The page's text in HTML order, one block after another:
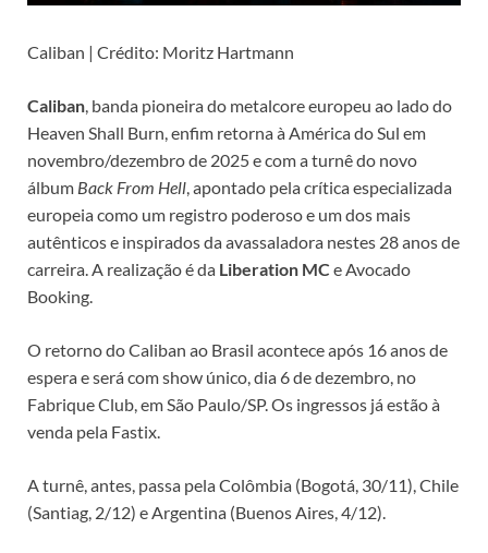
Caliban | Crédito: Moritz Hartmann
Caliban, banda pioneira do metalcore europeu ao lado do
Heaven Shall Burn, enfim retorna à América do Sul em
novembro/dezembro de 2025 e com a turnê do novo
álbum Back From Hell, apontado pela crítica especializada
europeia como um registro poderoso e um dos mais
autênticos e inspirados da avassaladora nestes 28 anos de
carreira. A realização é da Liberation MC e Avocado
Booking.
O retorno do Caliban ao Brasil acontece após 16 anos de
espera e será com show único, dia 6 de dezembro, no
Fabrique Club, em São Paulo/SP. Os ingressos já estão à
venda pela Fastix.
A turnê, antes, passa pela Colômbia (Bogotá, 30/11), Chile
(Santiag, 2/12) e Argentina (Buenos Aires, 4/12).